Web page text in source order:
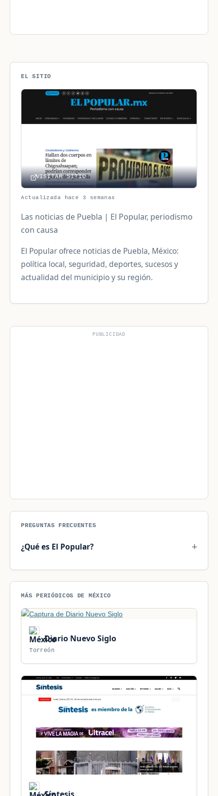
EL SITIO
VISITAR SITIO
Actualizada hace 3 semanas
Las noticias de Puebla | El Popular, periodismo
con causa
El Popular ofrece noticias de Puebla, México:
política local, seguridad, deportes, sucesos y
actualidad del municipio y su región.
PUBLICIDAD
PREGUNTAS FRECUENTES
¿Qué es El Popular?
MÁS PERIÓDICOS DE MÉXICO
Diario Nuevo Siglo
Torreón
Síntesis